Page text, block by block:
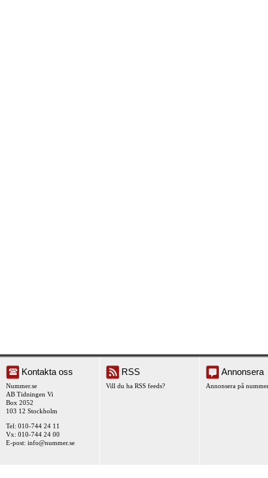
Kontakta oss
Nummer.se
AB Tidningen Vi
Box 2052
103 12 Stockholm
Tel: 010-744 24 11
Vx: 010-744 24 00
E-post: info@nummer.se
RSS
Vill du ha RSS feeds?
Annonsera
Annonsera på